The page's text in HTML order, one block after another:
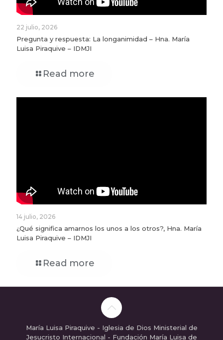
22 julio, 2026
Pregunta y respuesta: La longanimidad – Hna. María
Luisa Piraquive – IDMJI
Read more
14 julio, 2026
¿Qué significa amarnos los unos a los otros?, Hna. María
Luisa Piraquive – IDMJI
Read more
María Luisa Piraquive - Iglesia de Dios Ministerial de
Jesucristo Internacional - Fundación María Luisa de